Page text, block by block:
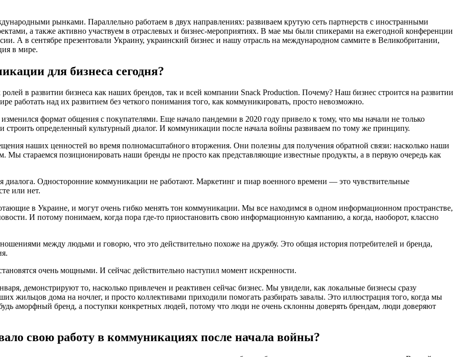
рынками. Параллельно работаем в двух направлениях: развиваем крутую сеть партнерств с иностранными
а также активно участвуем в отраслевых и бизнес-мероприятиях. В мае мы были спикерами на ежегодной конференции
А в сентябре презентовали Украину, украинский бизнес и нашу отрасль на международном саммите в Великобритании,
в мире.
для бизнеса сегодня?
в развитии бизнеса как наших брендов, так и всей компании Snack Production. Почему? Наш бизнес строится на развитии
работать над их развитием без четкого понимания того, как коммуникировать, просто невозможно.
формат общения с покупателями. Еще начало пандемии в 2020 году привело к тому, что мы начали не только
строить определенный культурный диалог. И коммуникации после начала войны развиваем по тому же принципу.
наших ценностей во время полномасштабного вторжения. Они полезны для получения обратной связи: насколько наши
Мы стараемся позиционировать наши бренды не просто как представляющие известные продукты, а в первую очередь как
диалога. Односторонние коммуникации не работают. Маркетинг и пиар военного времени — это чувствительные
или нет.
в Украине, и могут очень гибко менять тон коммуникации. Мы все находимся в одном информационном пространстве,
И потому понимаем, когда пора где-то приостановить свою информационную кампанию, а когда, наоборот, классно
между людьми и говорю, что это действительно похоже на дружбу. Это общая история потребителей и бренда,
очень мощными. И сейчас действительно наступил момент искренности.
демонстрируют то, насколько привлечен и реактивен сейчас бизнес. Мы увидели, как локальные бизнесы сразу
жильцов дома на ночлег, и просто коллективами приходили помогать разбирать завалы. Это иллюстрация того, когда мы
аморфный бренд, а поступки конкретных людей, потому что люди не очень склонны доверять брендам, люди доверяют
свою работу в коммуникациях после начала войны?